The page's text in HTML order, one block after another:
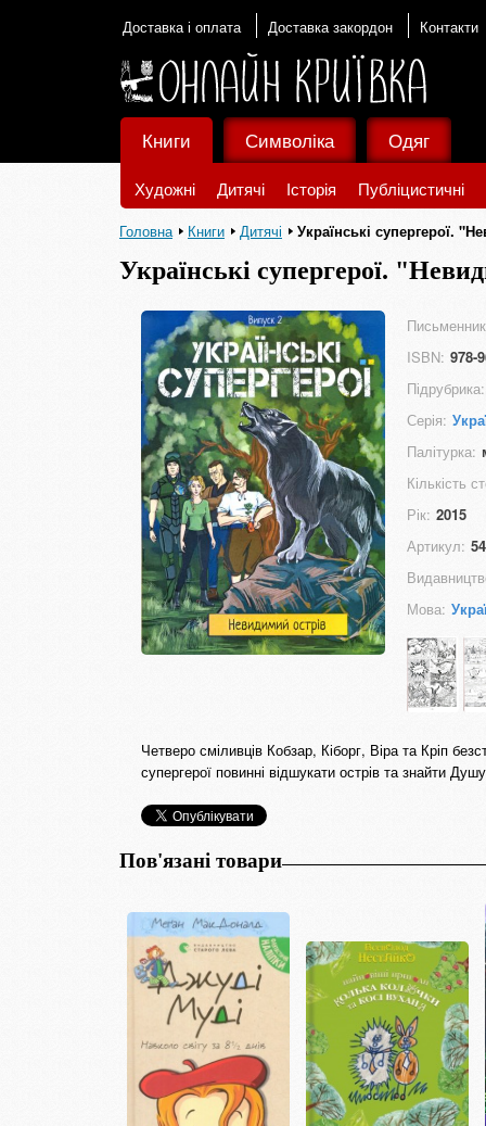
Доставка і оплата Доставка закордон Контакти
Книги
Художні Дитячі Історія Публіцистичні
Символіка Одяг
Головна Книги Дитячі Українські супергерої.
Українські супергерої.
ISBN: 978-
Підрубрика:
Серія:
Палітурка:
Кількість
Рік: 2015
Артикул:
Мова:
Четверо сміливців Кобзар, Кіборг, Віра та Кріп
супергерої повинні відшукати острів та знайти
Пов'язані товари